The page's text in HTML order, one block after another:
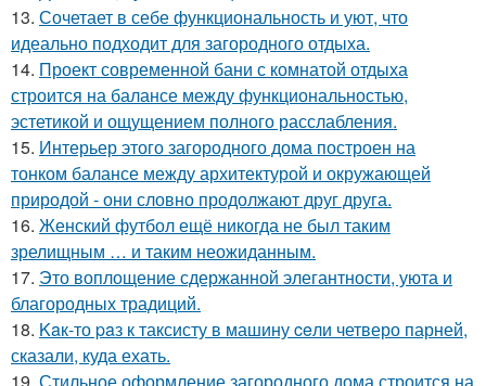
13. Сочетает в себе функциональность и уют, что
идеально подходит для загородного отдыха.
14. Проект современной бани с комнатой отдыха
строится на балансе между функциональностью,
эстетикой и ощущением полного расслабления.
15. Интерьер этого загородного дома построен на
тонком балансе между архитектурой и окружающей
природой - они словно продолжают друг друга.
16. Женский футбол ещё никогда не был таким
зрелищным … и таким неожиданным.
17. Это воплощение сдержанной элегантности, уюта и
благородных традиций.
18. Kaк-то paз к таксисту в машину ceли четверо парней,
сказали, куда ехать.